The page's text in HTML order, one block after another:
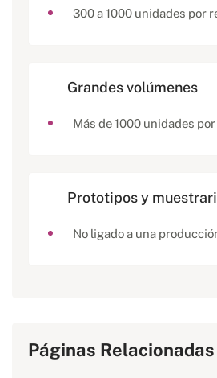
300 a 1000 unidades por
Grandes volúmenes
Más de 1000 unidades
Prototipos y
No ligado a una
Páginas Relacionadas